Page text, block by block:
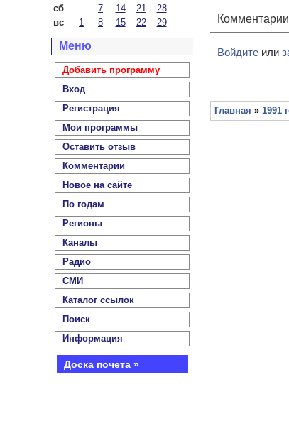
сб
7 14 21
28
вс
1 8 15 22 29
Меню
Добавить программу
Вход
Регистрация
Мои программы
Оставить отзыв
Комментарии
Новое на сайте
По годам
Регионы
Каналы
Радио
СМИ
Каталог ссылок
Поиск
Информация
Доска почета »
Войдите или
Главная » 1991